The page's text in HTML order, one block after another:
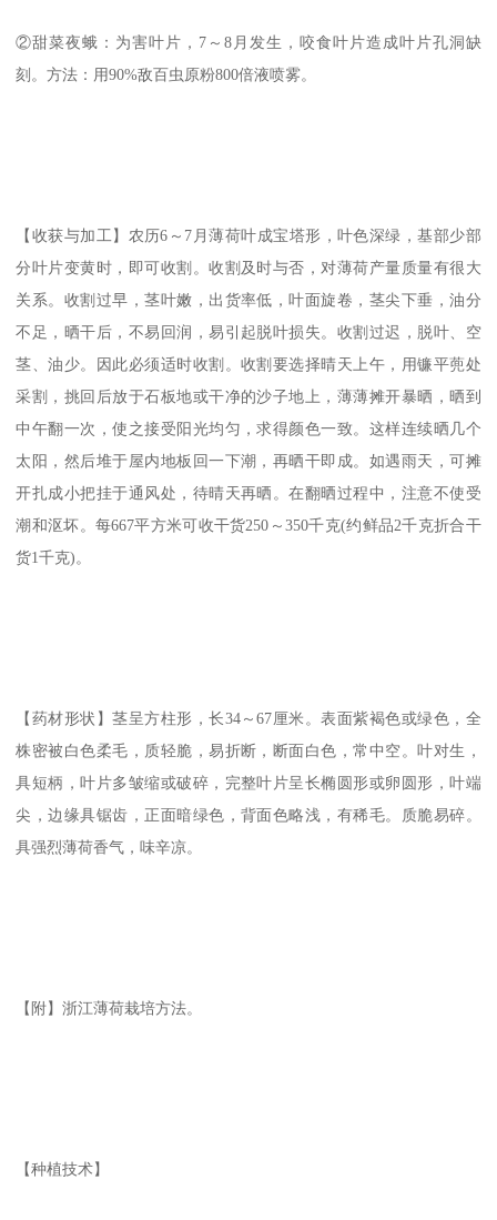
②甜菜夜蛾：为害叶片，7～8月发生，咬食叶片造成叶片孔洞缺
刻。方法：用90%敌百虫原粉800倍液喷雾。
【收获与加工】农历6～7月薄荷叶成宝塔形，叶色深绿，基部少部
分叶片变黄时，即可收割。收割及时与否，对薄荷产量质量有很大
关系。收割过早，茎叶嫩，出货率低，叶面旋卷，茎尖下垂，油分
不足，晒干后，不易回润，易引起脱叶损失。收割过迟，脱叶、空
茎、油少。因此必须适时收割。收割要选择晴天上午，用镰平蔸处
采割，挑回后放于石板地或干净的沙子地上，薄薄摊开暴晒，晒到
中午翻一次，使之接受阳光均匀，求得颜色一致。这样连续晒几个
太阳，然后堆于屋内地板回一下潮，再晒干即成。如遇雨天，可摊
开扎成小把挂于通风处，待晴天再晒。在翻晒过程中，注意不使受
潮和沤坏。每667平方米可收干货250～350千克(约鲜品2千克折合干
货1千克)。
【药材形状】茎呈方柱形，长34～67厘米。表面紫褐色或绿色，全
株密被白色柔毛，质轻脆，易折断，断面白色，常中空。叶对生，
具短柄，叶片多皱缩或破碎，完整叶片呈长椭圆形或卵圆形，叶端
尖，边缘具锯齿，正面暗绿色，背面色略浅，有稀毛。质脆易碎。
具强烈薄荷香气，味辛凉。
【附】浙江薄荷栽培方法。
【种植技术】